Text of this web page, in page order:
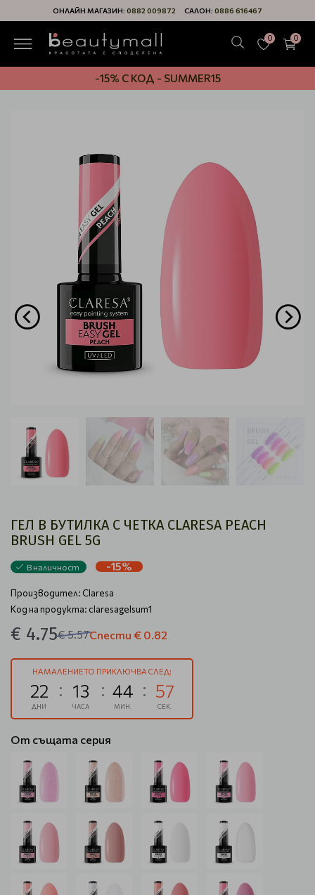
ОНЛАЙН МАГАЗИН: 0882 009872 САЛОН: 0886 616467
0 0
-15% С КОД - SUMMER15
ГЕЛ В БУТИЛКА С ЧЕТКА CLARESA PEACH
BRUSH GEL 5G
В наличност -15%
Производител: Claresa
Код на продукта: claresagelsum1
€ 4.75€ 5.57Спести € 0.82
НАМАЛЕНИЕТО ПРИКЛЮЧВА СЛЕД:
22
ДНИ
13
ЧАСА
44
МИН.
57
СЕК.
От същата серия